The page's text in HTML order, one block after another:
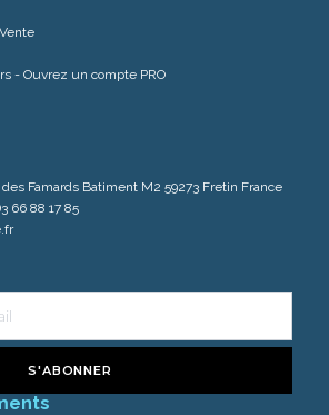
- Ouvrez un compte PRO
des Famards Batiment M2 59273 Fretin France
66 88 17 85
S'ABONNER